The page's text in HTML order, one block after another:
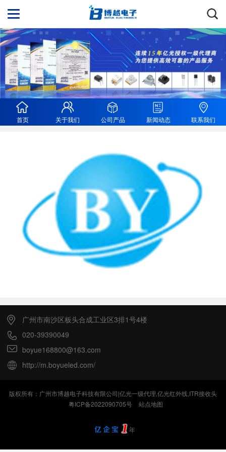
首页 关于我们 公司产品 新闻动态 联系我们
广州市南沙区板头合成工业区3排1号4楼
020-39390049
boyue168800@163.com
http://m.boyueled.com/
版权所有：广州市博越电子科技有限公司|亿光一级代理,亿光红外线,ITR接收头
粤ICP备2022090705号
站点地图